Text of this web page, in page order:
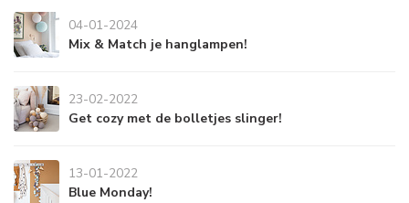
04-01-2024
Mix & Match je hanglampen!
23-02-2022
Get cozy met de bolletjes slinger!
13-01-2022
Blue Monday!